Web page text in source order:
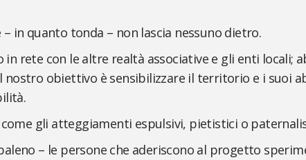
in quanto tonda – non lascia nessuno dietro.
rete con le altre realtà associative e gli enti locali;
obiettivo è sensibilizzare il territorio e i suoi
gli atteggiamenti espulsivi, pietistici o
– le persone che aderiscono al progetto